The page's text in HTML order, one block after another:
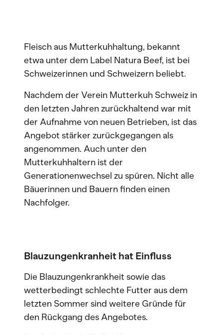
Fleisch aus Mutterkuhhaltung, bekannt
etwa unter dem Label Natura Beef, ist bei
Schweizerinnen und Schweizern beliebt.
Nachdem der Verein Mutterkuh Schweiz in
den letzten Jahren zurückhaltend war mit
der Aufnahme von neuen Betrieben, ist das
Angebot stärker zurückgegangen als
angenommen. Auch unter den
Mutterkuhhaltern ist der
Generationenwechsel zu spüren. Nicht alle
Bäuerinnen und Bauern finden einen
Nachfolger.
Blauzungenkranheit hat Einfluss
Die Blauzungenkrankheit sowie das
wetterbedingt schlechte Futter aus dem
letzten Sommer sind weitere Gründe für
den Rückgang des Angebotes.